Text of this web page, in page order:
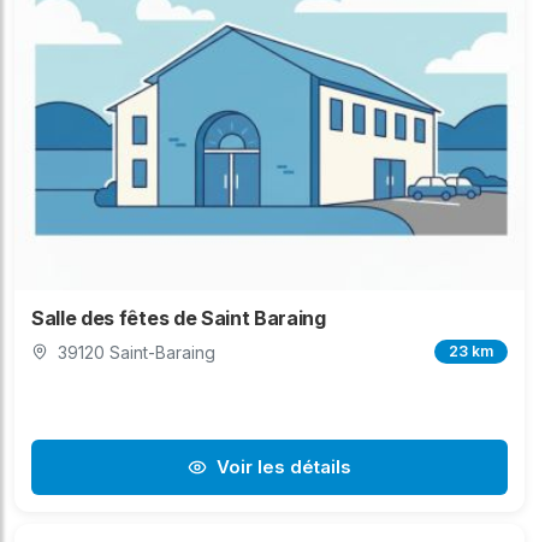
Salle des fêtes de Saint Baraing
39120 Saint-Baraing 23 km
Voir les détails